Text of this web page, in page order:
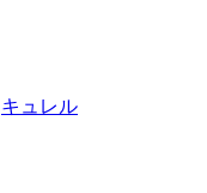
キュレル